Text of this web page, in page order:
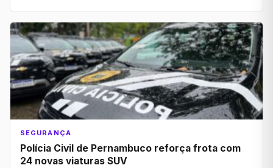
SEGURANÇA
Polícia Civil de Pernambuco reforça frota com
24 novas viaturas SUV